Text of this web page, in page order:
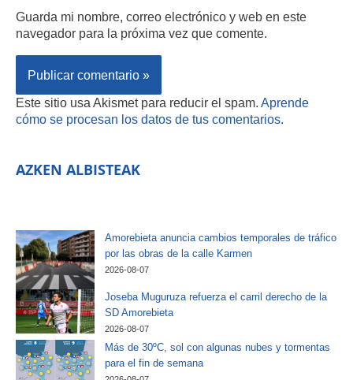
Guarda mi nombre, correo electrónico y web en este
navegador para la próxima vez que comente.
Este sitio usa Akismet para reducir el spam. Aprende
cómo se procesan los datos de tus comentarios.
AZKEN ALBISTEAK
Amorebieta anuncia cambios temporales de tráfico
por las obras de la calle Karmen
2026-08-07
Joseba Muguruza refuerza el carril derecho de la
SD Amorebieta
2026-08-07
Más de 30ºC, sol con algunas nubes y tormentas
para el fin de semana